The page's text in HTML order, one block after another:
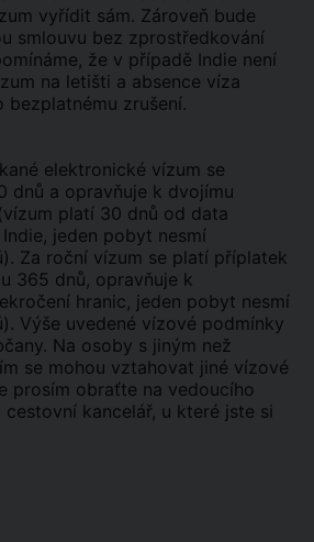
vyřídit sám. Zároveň bude
smlouvu bez zprostředkování
že v případě Indie není
na letišti a absence víza
bezplatnému zrušení.
elektronické vízum se
dnů a opravňuje k dvojímu
platí 30 dnů od data
jeden pobyt nesmí
Za roční vízum se platí příplatek
365 dnů, opravňuje k
hranic, jeden pobyt nesmí
Výše uvedené vízové podmínky
Na osoby s jiným než
se mohou vztahovat jiné vízové
prosím obraťte na vedoucího
kancelář, u které jste si